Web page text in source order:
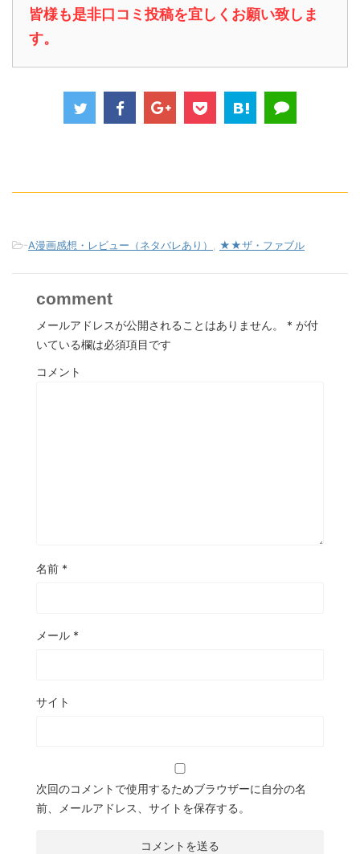
皆様も是非口コミ投稿を宜しくお願い致しま
す。
-A漫画感想・レビュー（ネタバレあり） ★★ザ・ファブル
comment
メールアドレスが公開されることはありません。 * が付
いている欄は必須項目です
コメント
名前 *
メール *
サイト
次回のコメントで使用するためブラウザーに自分の名
前、メールアドレス、サイトを保存する。